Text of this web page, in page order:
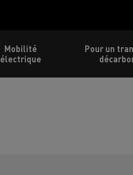
Mobilité
électrique
Pour un